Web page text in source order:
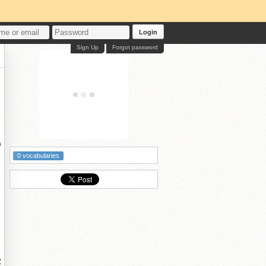
Login
Forgot password
Sign Up
0 vocabularies